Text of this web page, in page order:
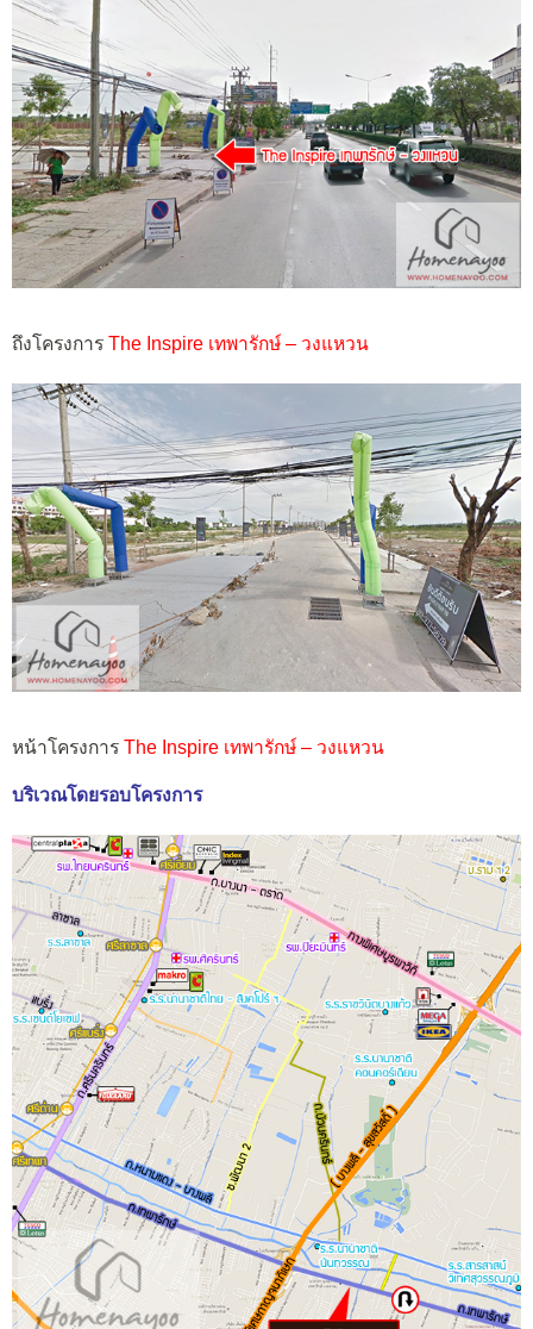
ถึงโครงการ The Inspire เทพารักษ์ – วงแหวน
หน้าโครงการ The Inspire เทพารักษ์ – วงแหวน
บริเวณโดยรอบโครงการ